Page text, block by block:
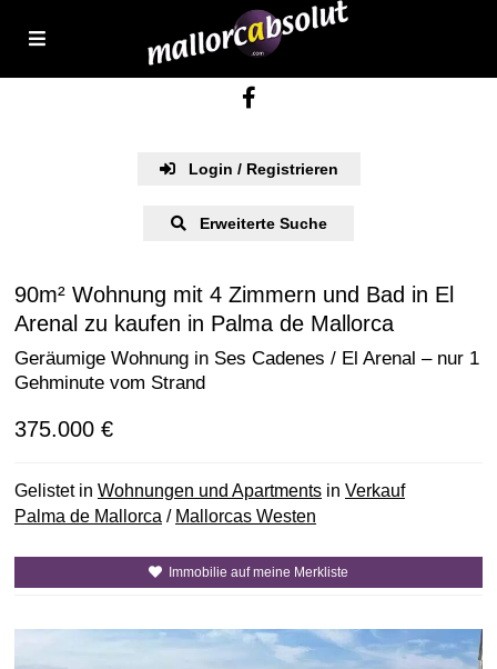
Login / Registrieren
Erweiterte Suche
90m² Wohnung mit 4 Zimmern und Bad in El
Arenal zu kaufen in Palma de Mallorca
Geräumige Wohnung in Ses Cadenes / El Arenal – nur 1
Gehminute vom Strand
375.000 €
Gelistet in Wohnungen und Apartments in Verkauf
Palma de Mallorca / Mallorcas Westen
Immobilie auf meine Merkliste